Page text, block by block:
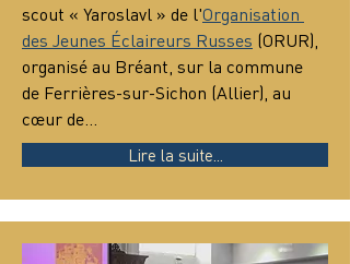
scout « Yaroslavl » de l'Organisation
des Jeunes Éclaireurs Russes (ORUR),
organisé au Bréant, sur la commune
de Ferrières-sur-Sichon (Allier), au
cœur de…
Lire la suite...